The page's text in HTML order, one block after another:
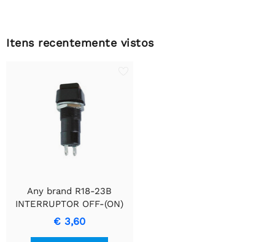
Itens recentemente vistos
Any brand R18-23B
INTERRUPTOR OFF-(ON)
PRETO 3A/125V
€ 3,60